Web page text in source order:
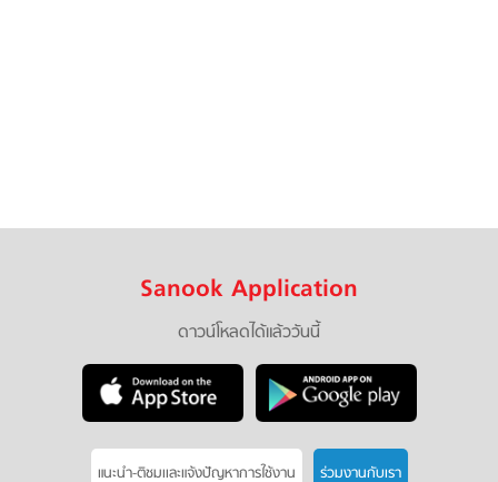
Sanook Application
ดาวน์โหลดได้แล้ววันนี้
แนะนำ-ติชมเเละแจ้งปัญหาการใช้งาน ร่วมงานกับเรา